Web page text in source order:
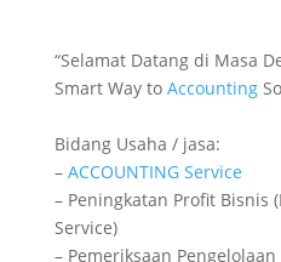
“Selamat Datang di Masa
Smart Way to Accounting
Bidang Usaha / jasa:
– ACCOUNTING Service
– Peningkatan Profit Bisnis
Service)
– Pemeriksaan